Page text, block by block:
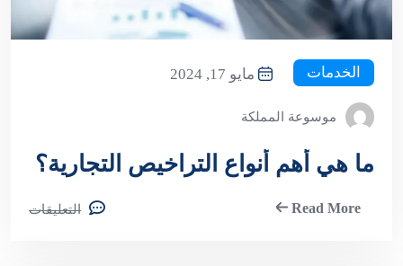
الخدمات مايو 17, 2024
موسوعة المملكة
ما هي أهم أنواع التراخيص التجارية؟
Read More التعليقات